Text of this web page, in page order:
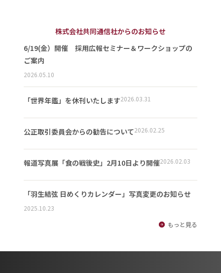
株式会社共同通信社からのお知らせ
6/19(金）開催 採用広報セミナー＆ワークショップの
ご案内
2026.05.10
「世界年鑑」を休刊いたします2026.03.31
公正取引委員会からの勧告について2026.02.25
報道写真展「食の戦後史」2月10日より開催2026.02.03
「羽生結弦 日めくりカレンダー」写真変更のお知らせ
2025.10.23
もっと見る